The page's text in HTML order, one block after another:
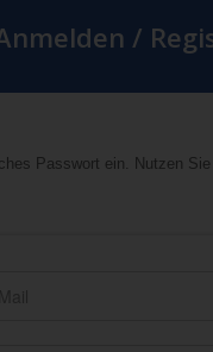
/
Passwort ein. Nutzen